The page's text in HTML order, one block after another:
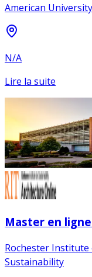
American
N/A
Lire la suite
Master en
Rochester
Sustainability